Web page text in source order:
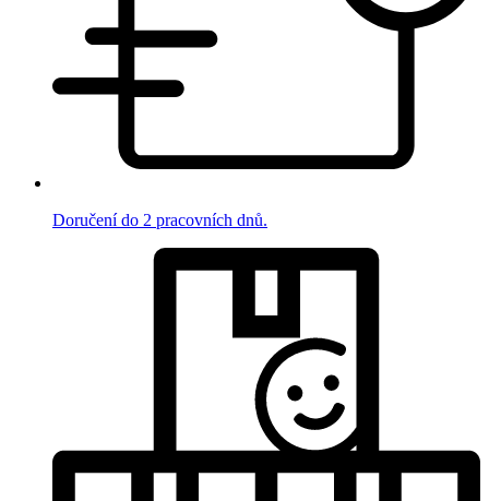
Doručení do 2 pracovních dnů.